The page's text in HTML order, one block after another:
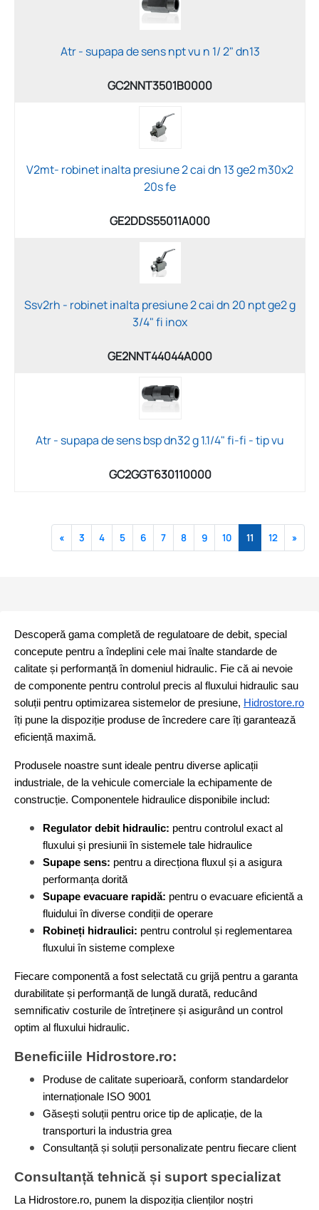
Atr - supapa de sens npt vu n 1/ 2" dn13
GC2NNT3501B0000
V2mt- robinet inalta presiune 2 cai dn 13 ge2 m30x2
20s fe
GE2DDS55011A000
Ssv2rh - robinet inalta presiune 2 cai dn 20 npt ge2 g
3/4" fi inox
GE2NNT44044A000
Atr - supapa de sens bsp dn32 g 1.1/4" fi-fi - tip vu
GC2GGT630110000
« 3 4 5 6 7 8 9 10 11 12 »
Descoperă gama completă de regulatoare de debit, special
concepute pentru a îndeplini cele mai înalte standarde de
calitate și performanță în domeniul hidraulic. Fie că ai nevoie
de componente pentru controlul precis al fluxului hidraulic sau
soluții pentru optimizarea sistemelor de presiune, Hidrostore.ro
îți pune la dispoziție produse de încredere care îți garantează
eficiență maximă.
Produsele noastre sunt ideale pentru diverse aplicații
industriale, de la vehicule comerciale la echipamente de
construcție. Componentele hidraulice disponibile includ:
Regulator debit hidraulic: pentru controlul exact al
fluxului și presiunii în sistemele tale hidraulice
Supape sens: pentru a direcționa fluxul și a asigura
performanța dorită
Supape evacuare rapidă: pentru o evacuare eficientă a
fluidului în diverse condiții de operare
Robineți hidraulici: pentru controlul și reglementarea
fluxului în sisteme complexe
Fiecare componentă a fost selectată cu grijă pentru a garanta
durabilitate și performanță de lungă durată, reducând
semnificativ costurile de întreținere și asigurând un control
optim al fluxului hidraulic.
Beneficiile Hidrostore.ro:
Produse de calitate superioară, conform standardelor
internaționale ISO 9001
Găsești soluții pentru orice tip de aplicație, de la
transporturi la industria grea
Consultanță și soluții personalizate pentru fiecare client
Consultanță tehnică și suport specializat
La Hidrostore.ro, punem la dispoziția clienților noștri